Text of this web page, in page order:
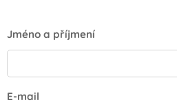
Jméno a příjmení
E-mail